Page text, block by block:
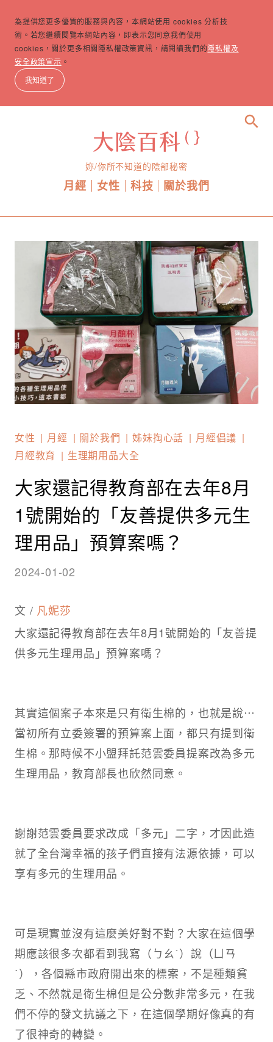
為提供您更多優質的服務與內容，本網站使用 cookies 分析技
術。若您繼續閱覽本網站內容，即表示您同意我們使用
cookies，關於更多相關隱私權政策資訊，請閱讀我們的隱私權及
安全政策宣示 。
我知道了
妳/你所不知道的陰部秘密
月經 女性 科技 關於我們
search
女性 月經 關於我們 姊妹掏心話
月經倡議
月經教育
生理期用品大全
大家還記得教育部在去年8月
1號開始的「友善提供多元生
理用品」預算案嗎？
2024-01-02
文 / 凡妮莎
大家還記得教育部在去年8月1號開始的「友善提
供多元生理用品」預算案嗎？
其實這個案子本來是只有衛生棉的，也就是說⋯
當初所有立委簽署的預算案上面，都只有提到衛
生棉。那時候不小盟拜託范雲委員提案改為多元
生理用品，教育部長也欣然同意。
謝謝范雲委員要求改成「多元」二字，才因此造
就了全台灣幸福的孩子們直接有法源依據，可以
享有多元的生理用品。
可是現實並沒有這麼美好對不對？大家在這個學
期應該很多次都看到我寫（ㄅㄠˋ）說（ㄩㄢ
ˋ），各個縣市政府開出來的標案，不是種類貧
乏、不然就是衛生棉但是公分數非常多元，在我
們不停的發文抗議之下，在這個學期好像真的有
了很神奇的轉變。